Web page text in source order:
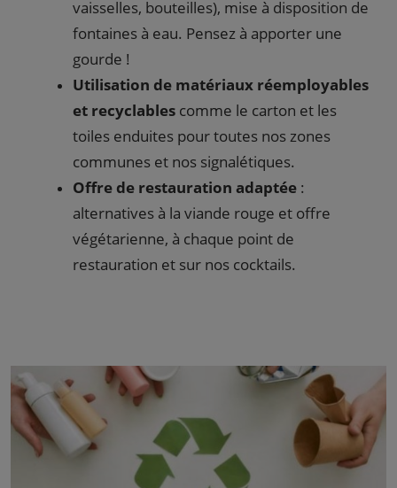
vaisselles, bouteilles), mise à disposition de
fontaines à eau. Pensez à apporter une
gourde !
Utilisation de matériaux réemployables
et recyclables comme le carton et les
toiles enduites pour toutes nos zones
communes et nos signalétiques.
Offre de restauration adaptée :
alternatives à la viande rouge et offre
végétarienne, à chaque point de
restauration et sur nos cocktails.